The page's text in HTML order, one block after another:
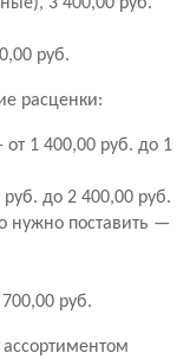
руб.
расценки:
1 400,00 руб. до 1
до 2 400,00 руб.
нужно поставить —
руб.